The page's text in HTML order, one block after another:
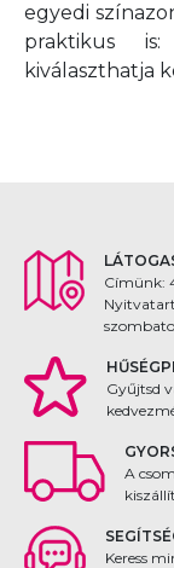
egyedi
praktikus
kiválaszthatja
Címünk:
Gyűjtsd
A
Keress